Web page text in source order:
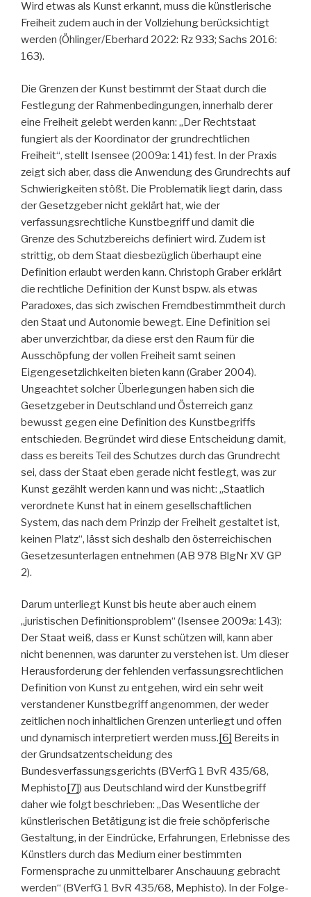
Wird etwas als Kunst erkannt, muss die künstlerische
Freiheit zudem auch in der Vollziehung berücksichtigt
werden (Öhlinger/Eberhard 2022: Rz 933; Sachs 2016:
163).
Die Grenzen der Kunst bestimmt der Staat durch die
Festlegung der Rahmenbedingungen, innerhalb derer
eine Freiheit gelebt werden kann: „Der Rechtstaat
fungiert als der Koordinator der grundrechtlichen
Freiheit“, stellt Isensee (2009a: 141) fest. In der Praxis
zeigt sich aber, dass die Anwendung des Grundrechts auf
Schwierigkeiten stößt. Die Problematik liegt darin, dass
der Gesetzgeber nicht geklärt hat, wie der
verfassungsrechtliche Kunstbegriff und damit die
Grenze des Schutzbereichs definiert wird. Zudem ist
strittig, ob dem Staat diesbezüglich überhaupt eine
Definition erlaubt werden kann. Christoph Graber erklärt
die rechtliche Definition der Kunst bspw. als etwas
Paradoxes, das sich zwischen Fremdbestimmtheit durch
den Staat und Autonomie bewegt. Eine Definition sei
aber unverzichtbar, da diese erst den Raum für die
Ausschöpfung der vollen Freiheit samt seinen
Eigengesetzlichkeiten bieten kann (Graber 2004).
Ungeachtet solcher Überlegungen haben sich die
Gesetzgeber in Deutschland und Österreich ganz
bewusst gegen eine Definition des Kunstbegriffs
entschieden. Begründet wird diese Entscheidung damit,
dass es bereits Teil des Schutzes durch das Grundrecht
sei, dass der Staat eben gerade nicht festlegt, was zur
Kunst gezählt werden kann und was nicht: „Staatlich
verordnete Kunst hat in einem gesellschaftlichen
System, das nach dem Prinzip der Freiheit gestaltet ist,
keinen Platz“, lässt sich deshalb den österreichischen
Gesetzesunterlagen entnehmen (AB 978 BlgNr XV GP
2).
Darum unterliegt Kunst bis heute aber auch einem
„juristischen Definitionsproblem“ (Isensee 2009a: 143):
Der Staat weiß, dass er Kunst schützen will, kann aber
nicht benennen, was darunter zu verstehen ist. Um dieser
Herausforderung der fehlenden verfassungsrechtlichen
Definition von Kunst zu entgehen, wird ein sehr weit
verstandener Kunstbegriff angenommen, der weder
zeitlichen noch inhaltlichen Grenzen unterliegt und offen
und dynamisch interpretiert werden muss.[6] Bereits in
der Grundsatzentscheidung des
Bundesverfassungsgerichts (BVerfG 1 BvR 435/68,
Mephisto[7]) aus Deutschland wird der Kunstbegriff
daher wie folgt beschrieben: „Das Wesentliche der
künstlerischen Betätigung ist die freie schöpferische
Gestaltung, in der Eindrücke, Erfahrungen, Erlebnisse des
Künstlers durch das Medium einer bestimmten
Formensprache zu unmittelbarer Anschauung gebracht
werden“ (BVerfG 1 BvR 435/68, Mephisto). In der Folge­